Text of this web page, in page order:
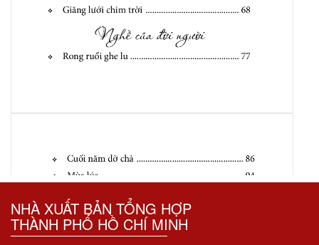
NHÀ XUẤT BẢN TỔNG HỢP
THÀNH PHỐ HỒ CHÍ MINH